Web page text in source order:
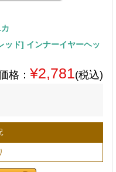
ド] インナーイヤーヘッ
格： ¥2,781(税込)